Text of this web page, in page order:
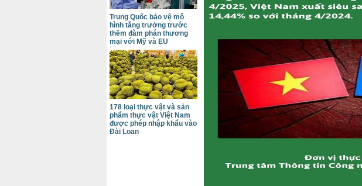
Trung Quốc bảo vệ mô
hình tăng trưởng trước
thềm đàm phán thương
mại với Mỹ và EU
178 loại thực vật và sản
phẩm thực vật Việt Nam
được phép nhập khẩu vào
Đài Loan